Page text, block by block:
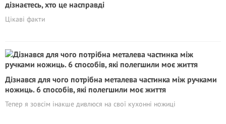
дізнаєтесь, хто це насправді
Цікаві факти
Дізнався для чого потрібна металева частинка між ручками
ножиць. 6 способів, які полегшили моє життя
Тепер я зовсім інакше дивлюся на свої кухонні ножиці